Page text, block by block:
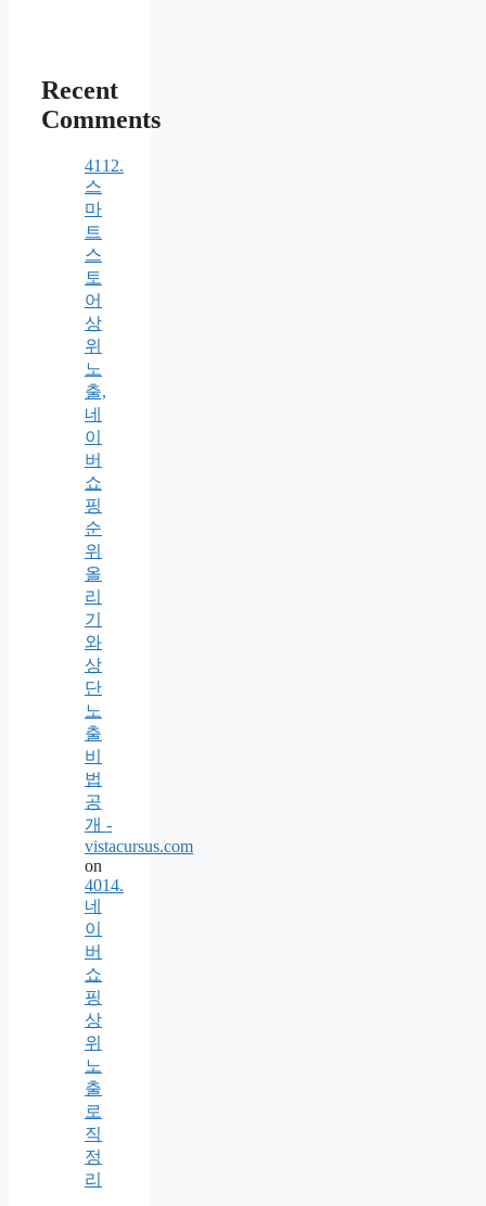
Recent
Comments
4112.
스
마
트
스
토
어
상
위
노
출,
네
이
버
쇼
핑
순
위
올
리
기
와
상
단
노
출
비
법
공
개 -
vistacursus.com
on
4014.
네
이
버
쇼
핑
상
위
노
출
로
직
정
리